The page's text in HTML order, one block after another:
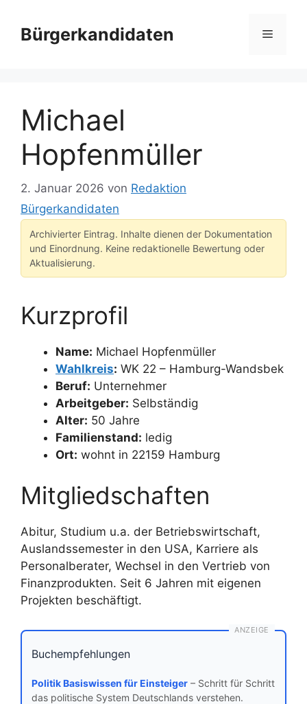
Inhalt
springen
Bürgerkandidaten Menü
Michael
Hopfenmüller
2. Januar 2026 von Redaktion
Bürgerkandidaten
Archivierter Eintrag. Inhalte dienen der Dokumentation
und Einordnung. Keine redaktionelle Bewertung oder
Aktualisierung.
Kurzprofil
Name: Michael Hopfenmüller
Wahlkreis: WK 22 – Hamburg-Wandsbek
Beruf: Unternehmer
Arbeitgeber: Selbständig
Alter: 50 Jahre
Familienstand: ledig
Ort: wohnt in 22159 Hamburg
Mitgliedschaften
Abitur, Studium u.a. der Betriebswirtschaft,
Auslandssemester in den USA, Karriere als
Personalberater, Wechsel in den Vertrieb von
Finanzprodukten. Seit 6 Jahren mit eigenen
Projekten beschäftigt.
ANZEIGE
Buchempfehlungen
Politik Basiswissen für Einsteiger– Schritt für Schritt
das politische System Deutschlands verstehen.